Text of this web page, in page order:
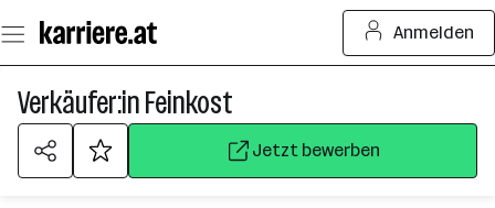
Seiteninhalt
springen
Anmelden
Verkäufer:in Feinkost
Jetzt bewerben